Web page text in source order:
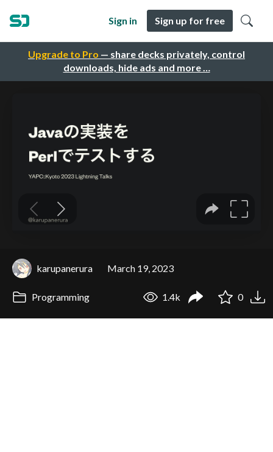
Upgrade to Pro — share decks privately, control
downloads, hide ads and more …
Sign in Sign up for free
karupanerura March 19, 2023
Programming 1.4k 0